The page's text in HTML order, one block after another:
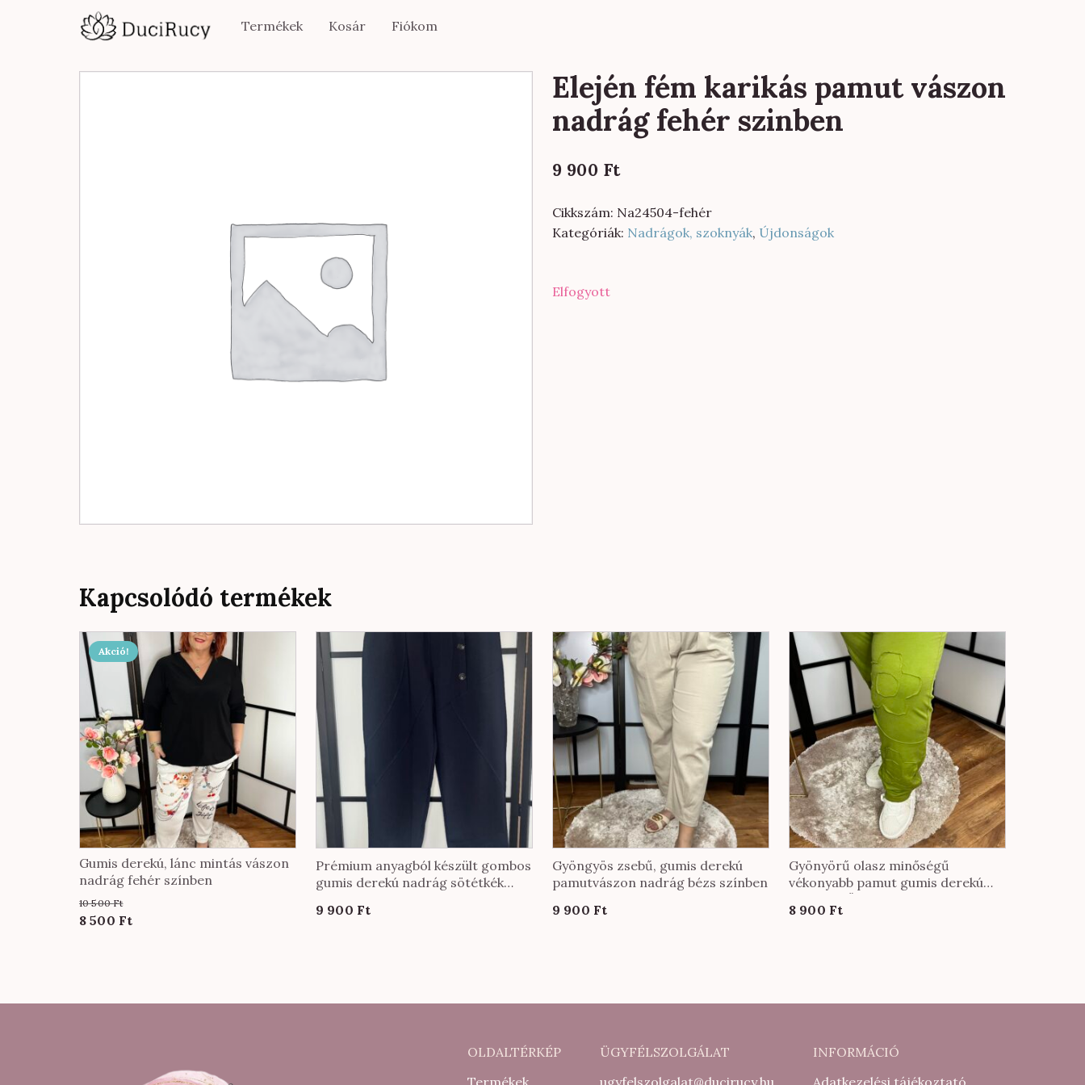
Termékek Kosár Fiókom
Elején fém karikás pamut vászon
nadrág fehér szinben
9 900 Ft
Cikkszám: Na24504-fehér
Kategóriák: Nadrágok, szoknyák, Újdonságok
Elfogyott
Kapcsolódó termékek
Akció!
Gumis derekú, lánc mintás vászon
nadrág fehér színben
10 500Ft
Original
500 Ft.
8 500 FtCurrent
500 Ft.
Prémium anyagból készült gombos
gumis derekú nadrág sötétkék
9 900 Ft
Gyöngyös zsebű, gumis derekú
pamutvászon nadrág bézs színben
9 900 Ft
Gyönyörű olasz minőségű
vékonyabb pamut gumis derekú
színben
8 900 Ft
OLDALTÉRKÉP
Termékek
ÜGYFÉLSZOLGÁLAT
ugyfelszolgalat@ducirucy.hu
INFORMÁCIÓ
Adatkezelési tájékoztató